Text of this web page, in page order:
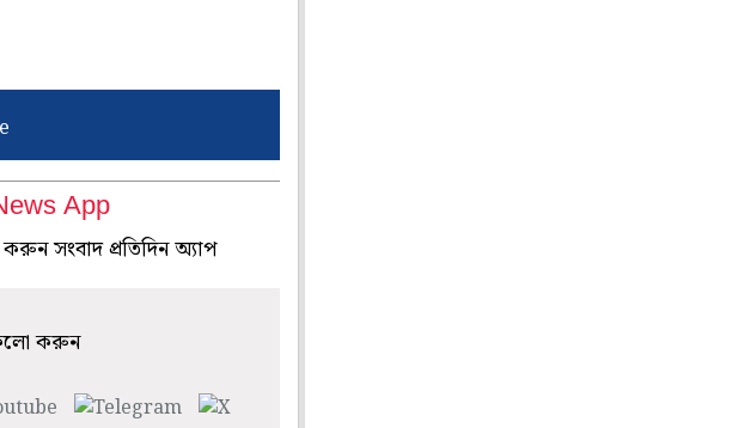
App
সংবাদ প্রতিদিন অ্যাপ
করুন